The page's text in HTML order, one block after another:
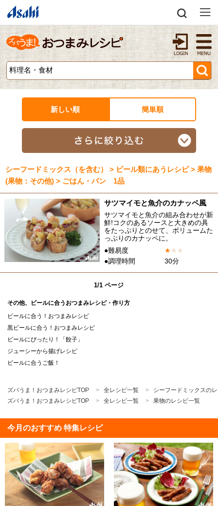
新しい順 簡単順
シーフードミックス（を含む） > ビール類にあうレシピ > 果物
(果物：その他) > ごはん・パン 1品
サツマイモと魚介のカナッペ風
サツマイモと魚介の組み合わせが新
鮮!コクのあるソースと大きめの具
をたっぷりとのせて、ボリュームた
っぷりのカナッペに。
●難易度
★★ ★
●調理時間
30分
1/1 ページ
その他、ビールに合うおつまみレシピ・作り方
ビールに合う！おつまみレシピ
黒ビールに合う！おつまみレシピ
ビールにぴったり！「餃子」
ジューシーから揚げレシピ
ビールに合うご飯！
ズバうま！おつまみレシピTOP 全レシピ一覧
シーフードミックスの
ズバうま！おつまみレシピTOP
全レシピ一覧 果物のレシピ一覧
今月のおすすめ 特集レシピ